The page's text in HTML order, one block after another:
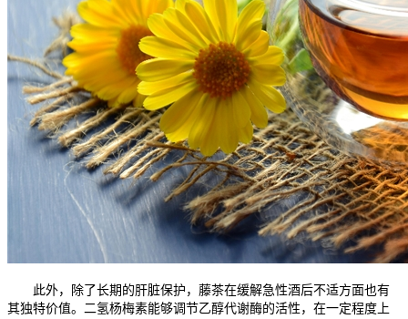
此外，除了长期的肝脏保护，藤茶在缓解急性酒后不适方面也有
其独特价值。二氢杨梅素能够调节乙醇代谢酶的活性，在一定程度上